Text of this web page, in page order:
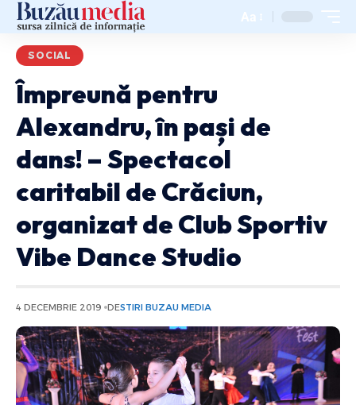
Aa
SOCIAL
Împreună pentru
Alexandru, în pași de
dans! – Spectacol
caritabil de Crăciun,
organizat de Club Sportiv
Vibe Dance Studio
4 DECEMBRIE 2019 DESTIRI BUZAU MEDIA